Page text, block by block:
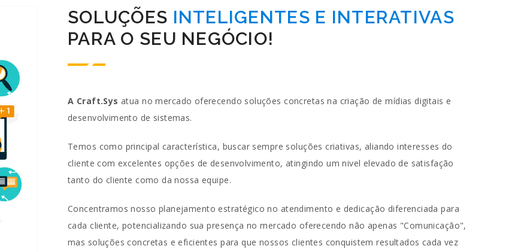
SOLUÇÕES INTELIGENTES E INTERATIVAS
PARA O SEU NEGÓCIO!
A Craft.Sys atua no mercado oferecendo soluções concretas na criação de mídias digitais e
desenvolvimento de sistemas.
Temos como principal característica, buscar sempre soluções criativas, aliando interesses do
cliente com excelentes opções de desenvolvimento, atingindo um nivel elevado de satisfação
tanto do cliente como da nossa equipe.
Concentramos nosso planejamento estratégico no atendimento e dedicação diferenciada para
cada cliente, potencializando sua presença no mercado oferecendo não apenas "Comunicação",
mas soluções concretas e eficientes para que nossos clientes conquistem resultados cada vez